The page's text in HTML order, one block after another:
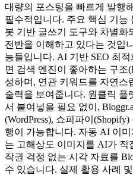
대량의 포스팅을 빠르게 발행
필수적입니다. 주요 핵심 기능
봇 기반 글쓰기 도구와 차별화
전반을 이해하고 있다는 것입
능들입니다. AI 기반 SEO 최
면 검색 엔진이 좋아하는 구조
성하며, 연관 키워드를 자연스
술력을 보여줍니다. 원클릭 플
서 붙여넣을 필요 없이,
(WordPress), 쇼피파이
행이 가능합니다. 자동 AI 이
는 고해상도 이미지를 AI가 직
작권 걱정 없는 시각 자료를
수 있습니다. 실제 활용 사례